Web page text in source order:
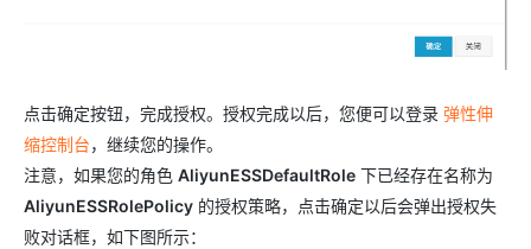
点击确定按钮，完成授权。授权完成以后，您便可以登录 弹性伸
缩控制台，继续您的操作。
注意，如果您的角色 AliyunESSDefaultRole 下已经存在名称为
AliyunESSRolePolicy 的授权策略，点击确定以后会弹出授权失
败对话框，如下图所示：